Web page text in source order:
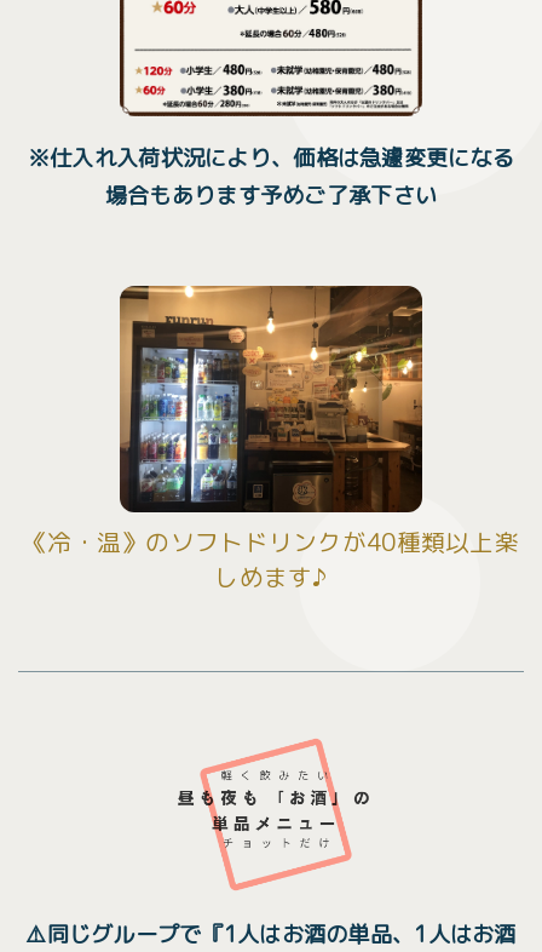
※仕入れ入荷状況により、価格は急遽変更になる
場合もあります予めご了承下さい
《冷・温》のソフトドリンクが40種類以上楽
しめます♪
⚠️同じグループで『1人はお酒の単品、1人はお酒